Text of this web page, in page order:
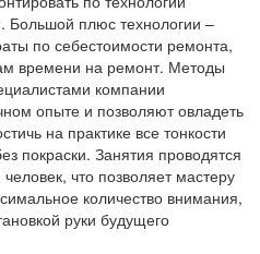
Большой плюс технологии –
по себестоимости ремонта,
времени на ремонт. Методы
компании
опыте и позволяют овладеть
на практике все тонкости
покраски. Занятия проводятся
что позволяет мастеру
количество внимания,
руки будущего